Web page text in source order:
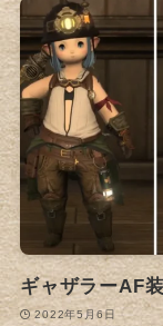
ギャザラーAF
2022年5月6日